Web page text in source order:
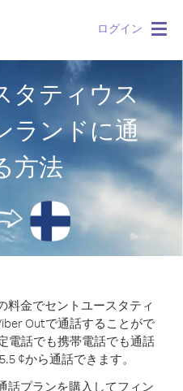
ログイン
タティウス
ランドに通
方法
料金でセントユースタティ
Outで通話することがで
電話でも携帯電話でも通話
¢から通話できます。
話プランを購入してフィン